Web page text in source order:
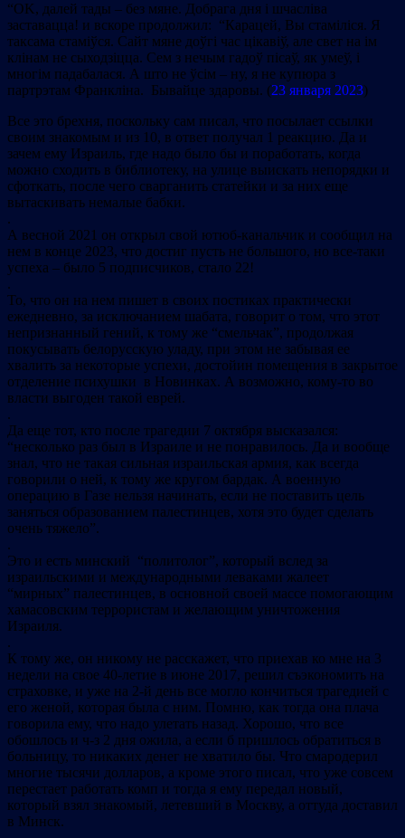
“OK, далей тады – без мяне. Добрага дня і шчасліва
заставацца! и вскоре продолжил: “Карацей, Вы стаміліся. Я
таксама стаміўся. Сайт мяне доўгі час цікавіў, але свет на ім
клінам не сыходзіцца. Сем з нечым гадоў пісаў, як умеў, і
многім падабалася. А што не ўсім – ну, я не купюра з
партрэтам Франкліна. Бывайце здаровы. (23 января 2023)
Все это брехня, поскольку сам писал, что посылает ссылки
своим знакомым и из 10, в ответ получал 1 реакцию. Да и
зачем ему Израиль, где надо было бы и поработать, когда
можно сходить в библиотеку, на улице выискать непорядки и
сфоткать, после чего сварганить статейки и за них еще
вытаскивать немалые бабки.
.
А весной 2021 он открыл свой ютюб-канальчик и сообщил на
нем в конце 2023, что достиг пусть не большого, но все-таки
успеха – было 5 подписчиков, стало 22!
.
То, что он на нем пишет в своих постиках практически
ежедневно, за исключанием шабата, говорит о том, что этот
непризнанный гений, к тому же “смельчак”, продолжая
покусывать белорусскую уладу, при этом не забывая ее
хвалить за некоторые успехи, достойин помещения в закрытое
отделение психушки в Новинках. А возможно, кому-то во
власти выгоден такой еврей.
.
Да еще тот, кто после трагедии 7 октября высказался:
“несколько раз был в Израиле и не понравилось. Да и вообще
знал, что не такая сильная израильская армия, как всегда
говорили о ней, к тому же кругом бардак. А военную
операцию в Газе нельзя начинать, если не поставить цель
заняться образованием палестинцев, хотя это будет сделать
очень тяжело”.
.
Это и есть минский “политолог”, который вслед за
израильскими и международными леваками жалеет
“мирных” палестинцев, в основной своей массе помогающим
хамасовским террористам и желающим уничтожения
Израиля.
.
К тому же, он никому не расскажет, что приехав ко мне на 3
недели на свое 40-летие в июне 2017, решил съэкономить на
страховке, и уже на 2-й день все могло кончиться трагедией с
его женой, которая была с ним. Помню, как тогда она плача
говорила ему, что надо улетать назад. Хорошо, что все
обошлось и ч-з 2 дня ожила, а если б пришлось обратиться в
больницу, то никаких денег не хватило бы. Что смародерил
многие тысячи долларов, а кроме этого писал, что уже совсем
перестает работать комп и тогда я ему передал новый,
который взял знакомый, летевший в Москву, а оттуда доставил
в Минск.